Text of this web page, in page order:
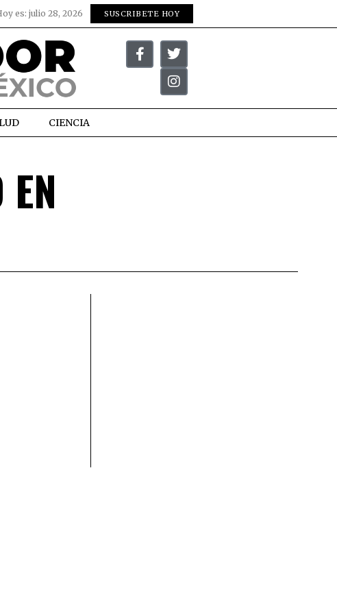
es: julio 28, 2026 SUSCRIBETE HOY
CIENCIA